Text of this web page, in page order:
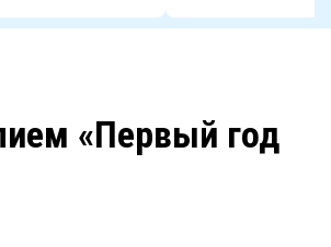
«Первый год